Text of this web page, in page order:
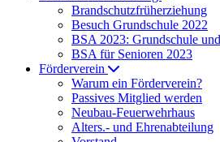
Brandschutzfrüherziehung
Besuch Grundschule 2022
BSA 2023: Grundschule
BSA für Senioren 2023
Förderverein
Warum ein Förderverein?
Passives Mitglied werden
Neubau-Feuerwehrhaus
Alters.- und Ehrenabteilung